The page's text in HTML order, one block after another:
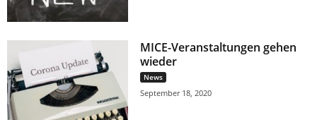
MICE-Veranstaltungen gehen
wieder
News
September 18, 2020